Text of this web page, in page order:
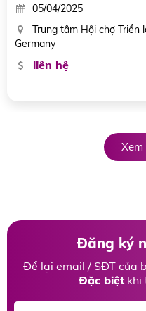
10/12/2024
Trung tâm triển lãm quốc
Quốc
liên hệ
Xem
Đăng ký
Để lại email / SĐT của
Đặc biệtkhi